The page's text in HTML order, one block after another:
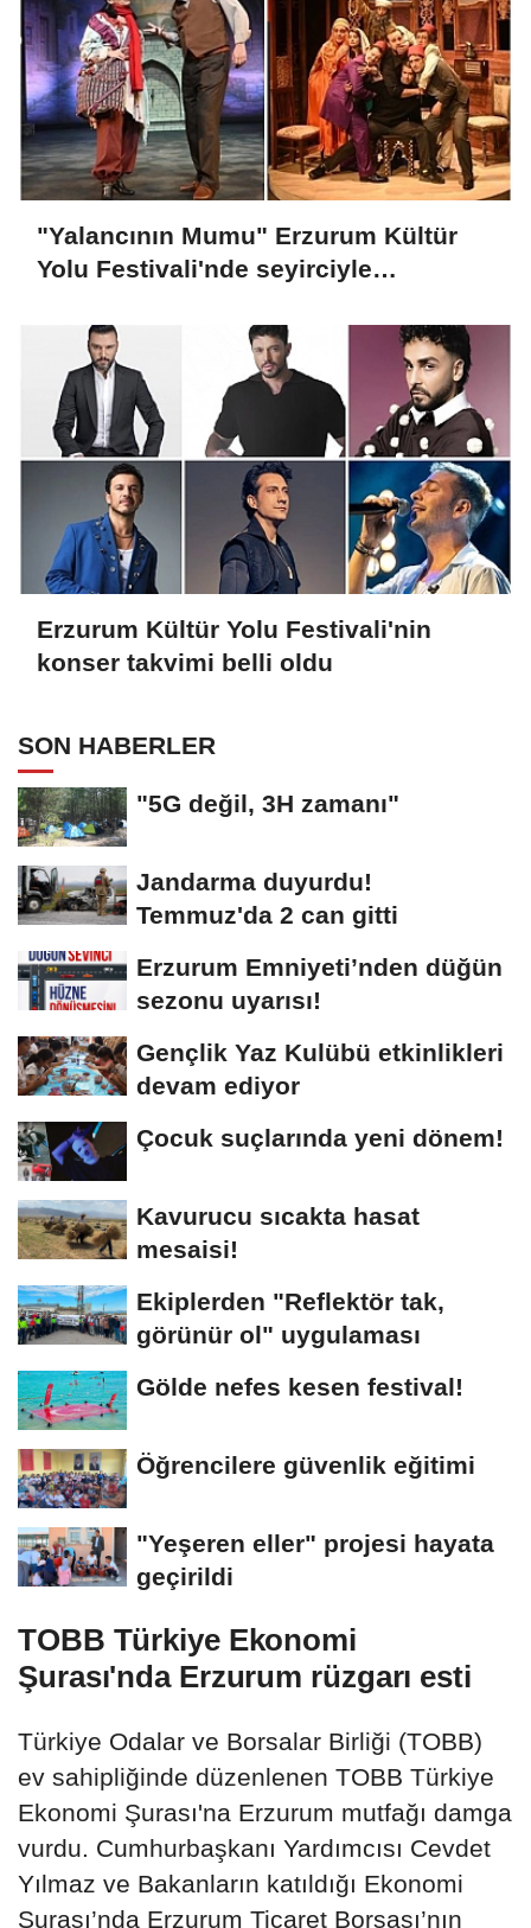
"Yalancının Mumu" Erzurum Kültür
Yolu Festivali'nde seyirciyle
Erzurum Kültür Yolu Festivali'nin
konser takvimi belli oldu
SON HABERLER
"5G değil, 3H zamanı"
Jandarma duyurdu!
Temmuz'da 2 can gitti
Erzurum Emniyeti’nden düğün
sezonu uyarısı!
Gençlik Yaz Kulübü etkinlikleri
devam ediyor
Çocuk suçlarında yeni dönem!
Kavurucu sıcakta hasat
mesaisi!
Ekiplerden "Reflektör tak,
görünür ol" uygulaması
Gölde nefes kesen festival!
Öğrencilere güvenlik eğitimi
"Yeşeren eller" projesi hayata
geçirildi
TOBB Türkiye Ekonomi
Şurası'nda Erzurum rüzgarı esti
Türkiye Odalar ve Borsalar Birliği (TOBB)
ev sahipliğinde düzenlenen TOBB Türkiye
Ekonomi Şurası'na Erzurum mutfağı damga
vurdu. Cumhurbaşkanı Yardımcısı Cevdet
Yılmaz ve Bakanların katıldığı Ekonomi
Şurası’nda Erzurum Ticaret Borsası’nın